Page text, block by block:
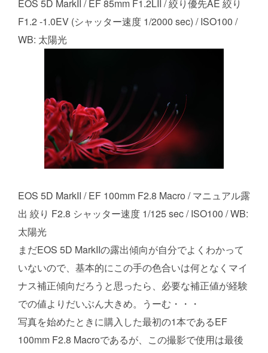
EOS 5D MarkII / EF 85mm F1.2LII / 絞り優先AE 絞り
F1.2 -1.0EV (シャッター速度 1/2000 sec) / ISO100 /
WB: 太陽光
EOS 5D MarkII / EF 100mm F2.8 Macro / マニュアル露
出 絞り F2.8 シャッター速度 1/125 sec / ISO100 / WB:
太陽光
まだEOS 5D MarkIIの露出傾向が自分でよくわかって
いないので、基本的にこの手の色合いは何となくマイ
ナス補正傾向だろうと思ったら、必要な補正値が経験
での値よりだいぶん大きめ。うーむ・・・
写真を始めたときに購入した最初の1本であるEF
100mm F2.8 Macroであるが、この撮影で使用は最後